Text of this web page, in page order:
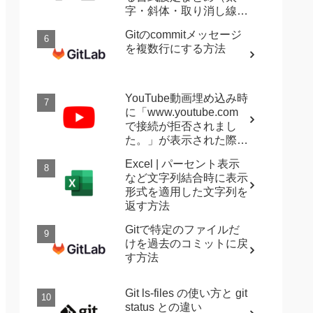
字・斜体・取り消し線・
Gitのcommitメッセージ
を複数行にする方法
YouTube動画埋め込み時
に「www.youtube.com
で接続が拒否されまし
た。」が表示された際に
Excel | パーセント表示
など文字列結合時に表示
形式を適用した文字列を
返す方法
Gitで特定のファイルだ
けを過去のコミットに戻
す方法
Git ls-files の使い方と git
status との違い